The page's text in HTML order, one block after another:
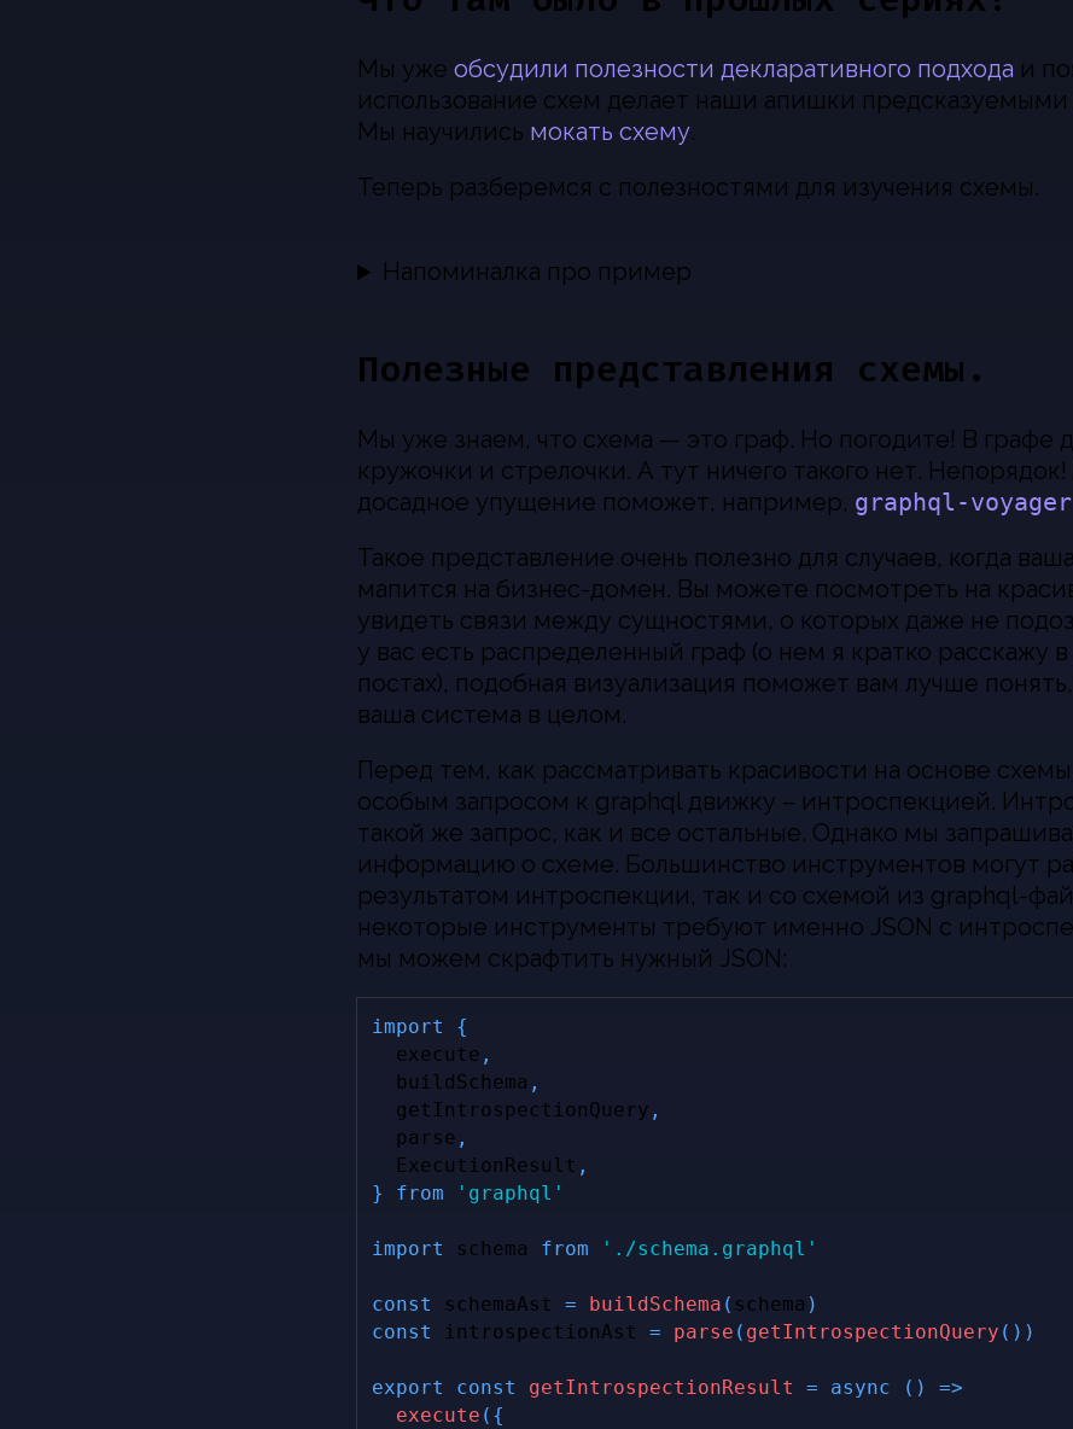
Мы уже обсудили полезности декларативного подхода и
использование схем делает наши апишки
Мы научились мокать схему.
Теперь разберемся с полезностями для изучения схемы.
Напоминалка про пример
Полезные представления схемы.
Мы уже знаем, что схема — это граф. Но погодите! В графе
кружочки и стрелочки. А тут ничего такого нет.
досадное упущение поможет, например, graphql-voyager
Такое представление очень полезно для случаев, когда
мапится на бизнес-домен. Вы можете посмотреть на
увидеть связи между сущностями, о которых даже не
у вас есть распределенный граф (о нем я кратко расскажу
постах), подобная визуализация поможет вам лучше
ваша система в целом.
Перед тем, как рассматривать красивости на основе
особым запросом к graphql движку – интроспекцией.
такой же запрос, как и все остальные. Однако мы
информацию о схеме. Большинство инструментов могут
результатом интроспекции, так и со схемой из graphql-
некоторые инструменты требуют именно JSON с
мы можем скрафтить нужный JSON:
import
{
  execute
,
  buildSchema
,
  getIntrospectionQuery
,
  parse
,
ExecutionResult ,
}
from 'graphql'
import schema from './schema.graphql'
const schemaAst = buildSchema ( schema )
const
introspectionAst = parse ( getIntrospectionQuery ( ) )
export const getIntrospectionResult = async ( )
=>
execute ( {